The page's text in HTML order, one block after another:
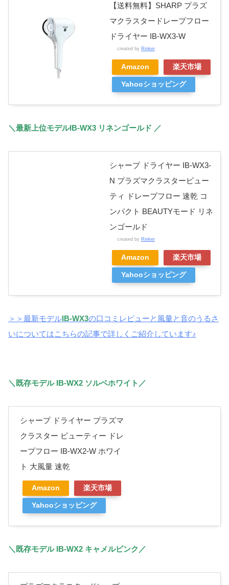
【送料無料】SHARP プラズ
マクラスタードレープフロー
ドライヤー IB-WX3-W
created by Rinker
Amazon 楽天市場
Yahooショッピング
＼最新上位モデルIB-WX3 リネンゴールド ／
シャープ ドライヤー IB-WX3-
N プラズマクラスタービュー
ティ ドレープフロー 速乾 コ
ンパクト BEAUTYモード リネ
ンゴールド
created by Rinker
Amazon 楽天市場
Yahooショッピング
＞＞最新モデルIB-WX3の口コミレビューと風量と音のうるさ
いについてはこちらの記事で詳しくご紹介しています♪
＼既存モデル IB-WX2 ソルベホワイト／
シャープ ドライヤー プラズマ
クラスター ビューティー ドレ
ープフロー IB-WX2-W ホワイ
ト 大風量 速乾
Amazon 楽天市場
Yahooショッピング
＼既存モデル IB-WX2 キャメルピンク／